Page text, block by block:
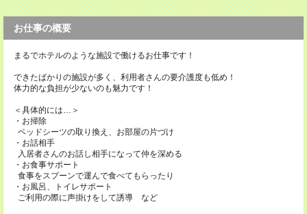
お仕事の概要
まるでホテルのような施設で働けるお仕事です！
できたばかりの施設が多く、利用者さんの要介護度も低め！
体力的な負担が少ないのも魅力です！
＜具体的には…＞
・お掃除
ベッドシーツの取り換え、お部屋の片づけ
・お話相手
入居者さんのお話し相手になって仲を深める
・お食事サポート
食事をスプーンで運んで食べてもらったり
・お風呂、トイレサポート
ご利用の際に声掛けをして誘導 など